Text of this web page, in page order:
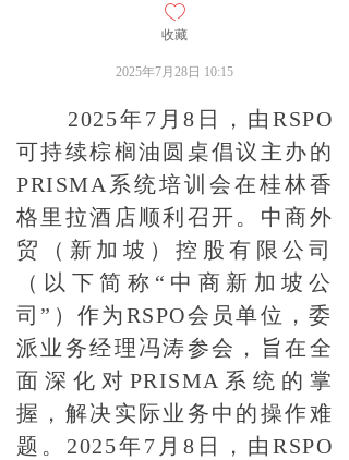
2025年7月8日，由RSPO
可持续棕榈油圆桌倡议主办的
PRISMA系统培训会在桂林香
格里拉酒店顺利召开。中商外
贸（新加坡）控股有限公司
（以下简称“中商新加坡公
司”）作为RSPO会员单位，委
派业务经理冯涛参会，旨在全
面深化对PRISMA系统的掌
握，解决实际业务中的操作难
题。2025年7月8日，由RSPO
2025年7月28日 10:15
ꄀ
收藏